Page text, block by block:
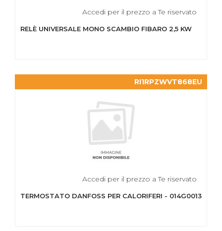
Accedi per il prezzo a Te riservato
RELÈ UNIVERSALE MONO SCAMBIO FIBARO 2,5 KW
RI1RPZWVT868EU
Accedi per il prezzo a Te riservato
TERMOSTATO DANFOSS PER CALORIFERI - 014G0013